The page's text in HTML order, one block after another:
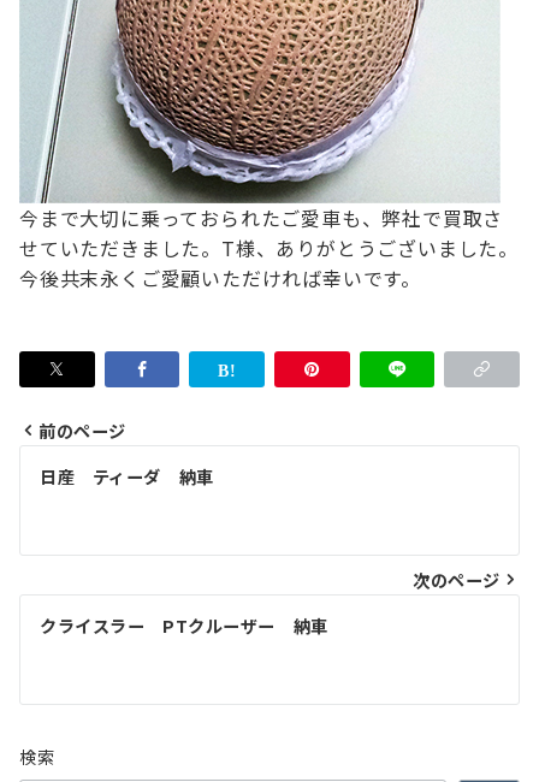
今まで大切に乗っておられたご愛車も、弊社で買取さ
せていただきました。 T様、ありがとうございました。
今後共末永くご愛顧いただければ幸いです。
投
ビ
ゲ
シ
ョ
前のページ
日産 ティーダ 納車
次のページ
クライスラー PTクルーザー 納車
検索